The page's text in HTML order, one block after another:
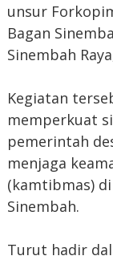
unsur
Bagan
Sinembah
Kegiatan
memperkuat
pemerintah
menjaga
(kamtibmas)
Sinembah.
Turut hadir